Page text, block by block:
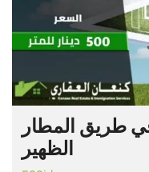
طريق المطار
الظهير